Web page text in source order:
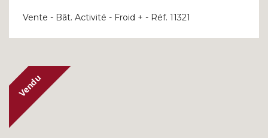
Vente - Bât. Activité - Froid + - Réf. 11321